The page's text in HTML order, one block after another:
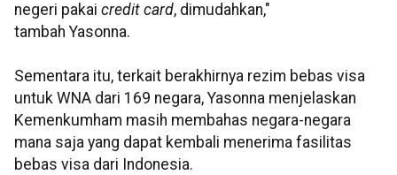
negeri pakai credit card, dimudahkan,"
tambah Yasonna.
Sementara itu, terkait berakhirnya rezim bebas visa
untuk WNA dari 169 negara, Yasonna menjelaskan
Kemenkumham masih membahas negara-negara
mana saja yang dapat kembali menerima fasilitas
bebas visa dari Indonesia.